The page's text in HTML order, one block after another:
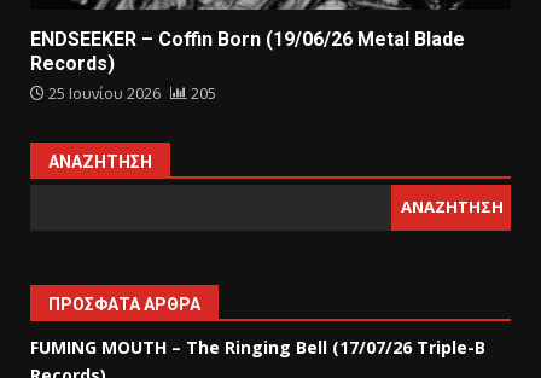
ENDSEEKER – Coffin Born (19/06/26 Metal Blade
Records)
25 Ιουνίου 2026 205
ΑΝΑΖΉΤΗΣΗ
ΑΝΑΖΉΤΗΣΗ
ΠΡΌΣΦΑΤΑ ΆΡΘΡΑ
FUMING MOUTH – The Ringing Bell (17/07/26 Triple-B